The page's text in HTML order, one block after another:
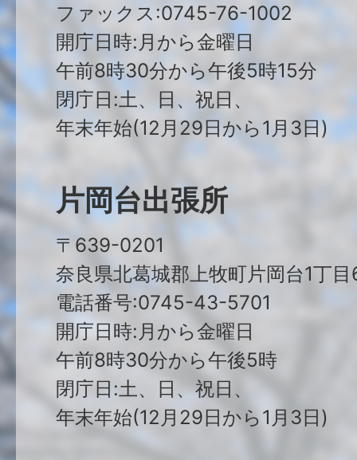
ファックス:0745-76-1002
開庁日時:月から金曜日
午前8時30分から午後5時15分
閉庁日:土、日、祝日、
年末年始(12月29日から1月3日)
片岡台出張所
〒639-0201
奈良県北葛城郡上牧町片岡台1丁目
電話番号:0745-43-5701
開庁日時:月から金曜日
午前8時30分から午後5時
閉庁日:土、日、祝日、
年末年始(12月29日から1月3日)